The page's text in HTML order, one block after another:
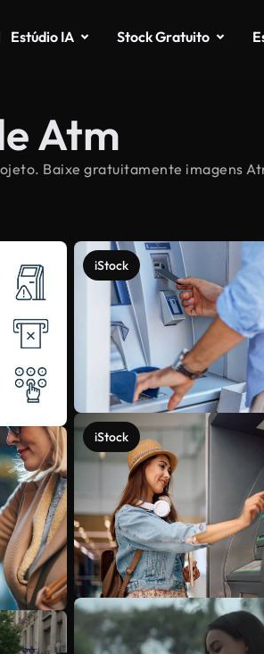
Estúdio IA Stock Gratuito
Atm
Baixe gratuitamente imagens
iStock
iStock